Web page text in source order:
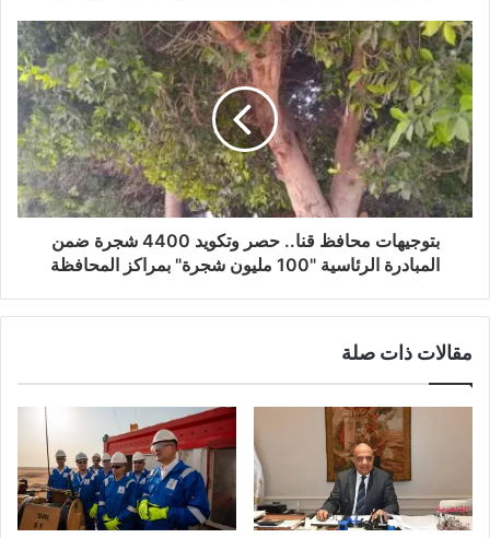
بتوجيهات محافظ قنا.. حصر وتكويد 4400 شجرة ضمن
المبادرة الرئاسية "100 مليون شجرة" بمراكز المحافظة
مقالات ذات صلة